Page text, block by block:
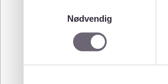
Nødvendig